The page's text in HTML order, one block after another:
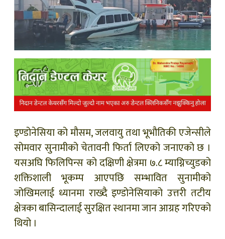
इण्डोनेसिया को मौसम, जलवायु तथा भूभौतिकी एजेन्सीले
सोमवार सुनामीको चेतावनी फिर्ता लिएको जनाएको छ ।
यसअघि फिलिपिन्स को दक्षिणी क्षेत्रमा ७.८ म्याग्निच्युडको
शक्तिशाली भूकम्प आएपछि सम्भावित सुनामीको
जोखिमलाई ध्यानमा राख्दै इण्डोनेसियाको उत्तरी तटीय
क्षेत्रका बासिन्दालाई सुरक्षित स्थानमा जान आग्रह गरिएको
थियो ।